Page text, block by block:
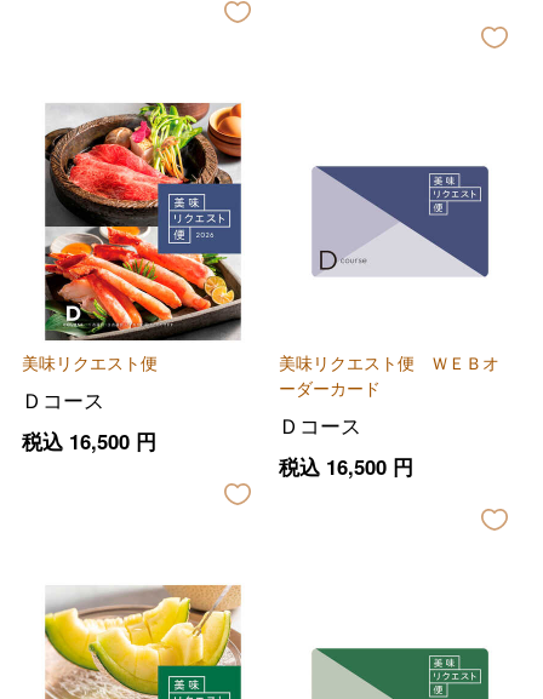
美味リクエスト便
Ｄコース
税込 16,500円
美味リクエスト便 ＷＥＢオ
ーダーカード
Ｄコース
税込 16,500円